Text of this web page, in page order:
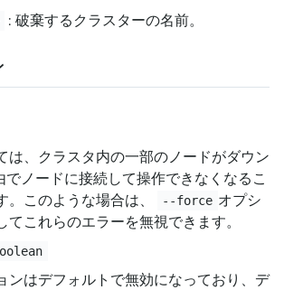
: 破棄するクラスターの名前。
は、クラスタ内の一部のノードがダウン
でノードに接続して操作できなくなるこ
。このような場合は、
--force オプシ
てこれらのエラーを無視できます。
ンはデフォルトで無効になっており、デ